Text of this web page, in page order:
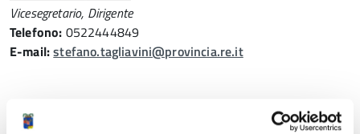
Vicesegretario, Dirigente
Telefono: 0522444849
E-mail:stefano.tagliavini@provincia.re.it